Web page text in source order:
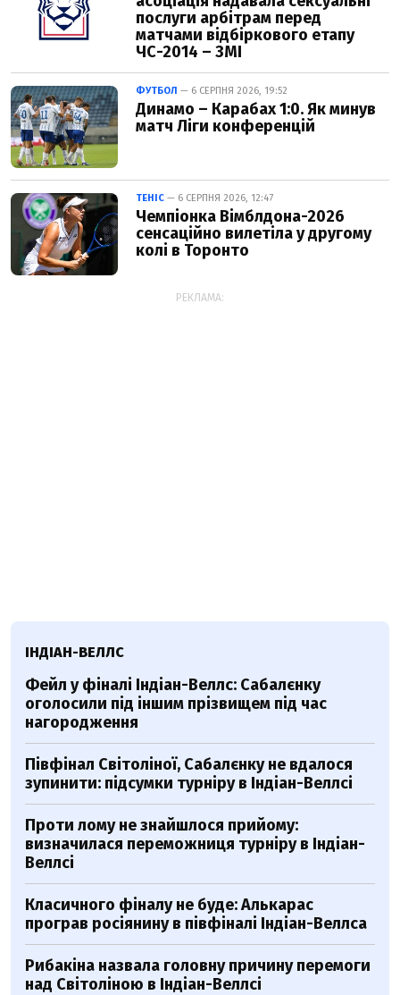
послуги арбітрам перед
матчами відбіркового етапу
ЧС-2014 – ЗМІ
ФУТБОЛ — 6 СЕРПНЯ 2026, 19:52
Динамо – Карабах 1:0. Як минув
матч Ліги конференцій
ТЕНІС — 6 СЕРПНЯ 2026, 12:47
Чемпіонка Вімблдона-2026
сенсаційно вилетіла у другому
колі в Торонто
РЕКЛАМА:
ІНДІАН-ВЕЛЛС
Фейл у фіналі Індіан-Веллс: Сабалєнку
оголосили під іншим прізвищем під час
нагородження
Півфінал Світоліної, Сабалєнку не вдалося
зупинити: підсумки турніру в Індіан-Веллсі
Проти лому не знайшлося прийому:
визначилася переможниця турніру в Індіан-
Веллсі
Класичного фіналу не буде: Алькарас
програв росіянину в півфіналі Індіан-Веллса
Рибакіна назвала головну причину перемоги
над Світоліною в Індіан-Веллсі